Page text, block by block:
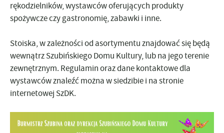
rękodzielników, wystawców oferujących produkty
spożywcze czy gastronomię, zabawki i inne.
Stoiska, w zależności od asortymentu znajdować się będą
wewnątrz Szubińskiego Domu Kultury, lub na jego terenie
zewnętrznym. Regulamin oraz dane kontaktowe dla
wystawców znaleźć można w siedzibie i na stronie
internetowej SzDK.